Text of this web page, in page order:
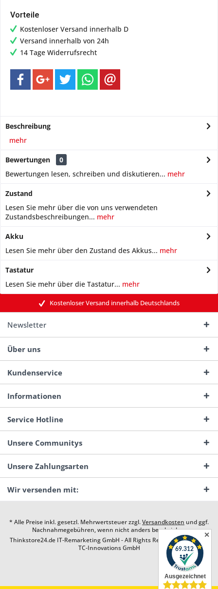
Vorteile
Kostenloser Versand innerhalb D
Versand innerhalb von 24h
14 Tage Widerrufsrecht
Beschreibung
mehr
Bewertungen
0
Bewertungen lesen, schreiben und diskutieren... mehr
Zustand
Lesen Sie mehr über die von uns verwendeten
Zustandsbeschreibungen... mehr
Akku
Lesen Sie mehr über den Zustand des Akkus... mehr
Tastatur
Lesen Sie mehr über die Tastatur... mehr
Kostenloser Versand innerhalb Deutschlands
Newsletter
Über uns
Kundenservice
Informationen
Service Hotline
Unsere Communitys
Unsere Zahlungsarten
Wir versenden mit:
* Alle Preise inkl. gesetzl. Mehrwertsteuer zzgl.Versandkosten und ggf.
Nachnahmegebühren, wenn nicht anders beschrieben
Thinkstore24.de IT-Remarketing GmbH - All Rights Reserved. Design by
TC-Innovations GmbH
✕